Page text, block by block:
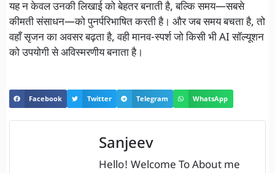
यह न केवल उनकी लिखाई को बेहतर बनाती है, बल्कि समय—सबसे
कीमती संसाधन—को पुनर्परिभाषित करती है। और जब समय बचता है, तो
वहाँ सृजन का अवसर बढ़ता है, वही मानव-स्पर्श जो किसी भी AI सॉल्यूशन
को उपयोगी से अविस्मरणीय बनाता है।
Facebook Twitter Telegram WhatsApp
Sanjeev
Hello! Welcome To About me